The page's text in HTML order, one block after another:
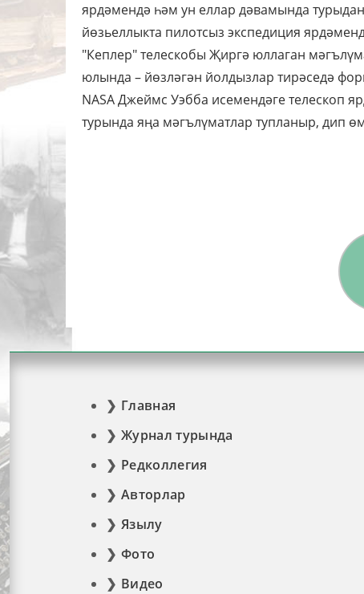
ярдәмендә һәм ун еллар дәвамында
йөзьеллыкта пилотсыз экспедиция
"Кеплер" телескобы Җиргә юллаган
юлында – йөзләгән йолдызлар тирәседә
NASA Джеймс Уэбба исемендәге телескоп
турында яңа мәгълүматлар тупланыр, дип
Главная
Журнал турында
Редколлегия
Авторлар
Язылу
Фото
Видео